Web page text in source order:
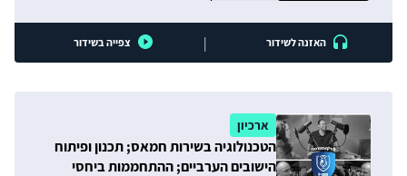
האזנה לשידור | צפייה בשידור
ארכיון
הטכנולוגיה בשירות חמאס; תכנון ופיתוח
הישובים הערביים; ההתחממות ביחסי